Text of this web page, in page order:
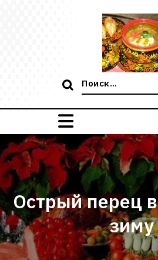
Поиск:
Острый перец
зиму